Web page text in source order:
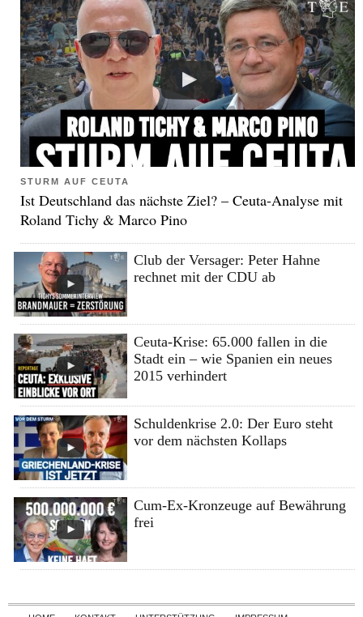
STURM AUF CEUTA
Ist Deutschland das nächste Ziel? – Ceuta-Analyse mit
Roland Tichy & Marco Pino
Club der Versager: Peter Hahne
rechnet mit der CDU ab
Ceuta-Krise: 65.000 fallen in die
Stadt ein – wie Spanien ein neues
2015 verhindert
Schuldenkrise 2.0: Der Euro steht
vor dem nächsten Kollaps
Cum-Ex-Kronzeuge auf Bewährung
frei
Skip to content